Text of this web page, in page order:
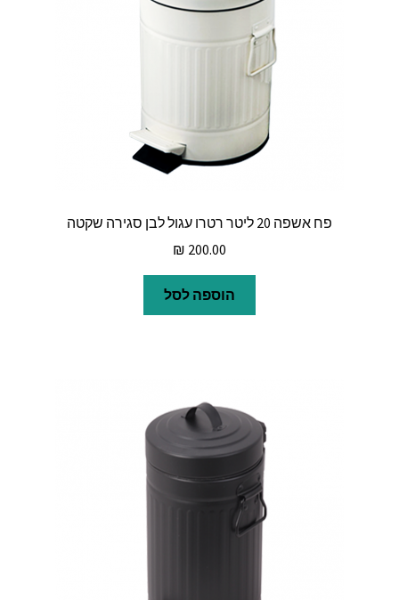
פח אשפה 20 ליטר רטרו עגול לבן סגירה שקטה
₪ 200.00
הוספה לסל